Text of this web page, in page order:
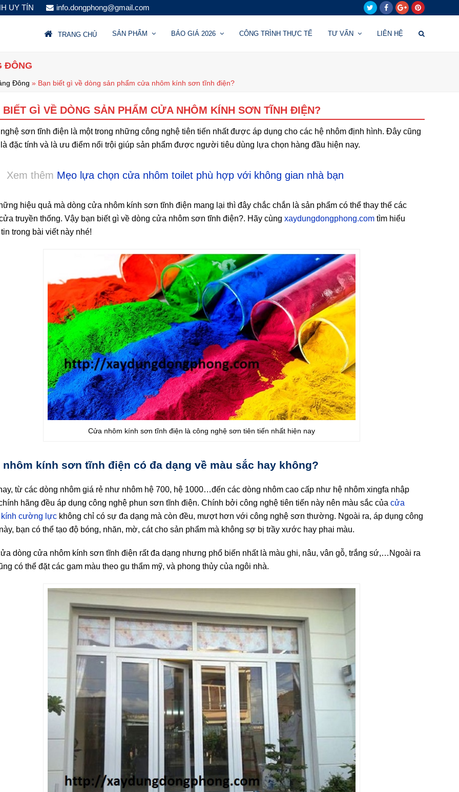
UY TÍN info.dongphong@gmail.com TwitterFacebook
GooglePinterest
TRANG CHỦ SẢN PHẨM BÁO GIÁ 2026 CÔNG TRÌNH THỰC TẾ TƯ VẤN LIÊN HỆ
ĐÔNG
Đông » Bạn biết gì về dòng sản phẩm cửa nhôm kính sơn tĩnh điện?
BIẾT GÌ VỀ DÒNG SẢN PHẨM CỬA NHÔM KÍNH SƠN TĨNH ĐIỆN?
sơn tĩnh điện là một trong những công nghệ tiên tiến nhất được áp dụng cho các hệ nhôm định hình. Đây cũng
đặc tính và là ưu điểm nổi trội giúp sản phẩm được người tiêu dùng lựa chọn hàng đầu hiện nay.
Xem thêm Mẹo lựa chọn cửa nhôm toilet phù hợp với không gian nhà bạn
hiệu quả mà dòng cửa nhôm kính sơn tĩnh điện mang lại thì đây chắc chắn là sản phẩm có thể thay thế các
truyền thống. Vậy bạn biết gì về dòng cửa nhôm sơn tĩnh điện?. Hãy cùng xaydungdongphong.comtìm hiểu
trong bài viết này nhé!
Cửa nhôm kính sơn tĩnh điện là công nghệ sơn tiên tiến nhất hiện nay
nhôm kính sơn tĩnh điện có đa dạng về màu sắc hay không?
từ các dòng nhôm giá rẻ như nhôm hệ 700, hệ 1000…đến các dòng nhôm cao cấp như hệ nhôm xingfa nhập
hãng đều áp dụng công nghệ phun sơn tĩnh điện. Chính bởi công nghệ tiên tiến này nên màu sắc của cửa
kính cường lựckhông chỉ có sự đa dạng mà còn đều, mượt hơn với công nghệ sơn thường. Ngoài ra, áp dụng công
bạn có thể tạo độ bóng, nhăn, mờ, cát cho sản phẩm mà không sợ bị trầy xước hay phai màu.
dòng cửa nhôm kính sơn tĩnh điện rất đa dạng nhưng phổ biến nhất là màu ghi, nâu, vân gỗ, trắng sứ,…Ngoài ra
có thể đặt các gam màu theo gu thẩm mỹ, và phong thủy của ngôi nhà.